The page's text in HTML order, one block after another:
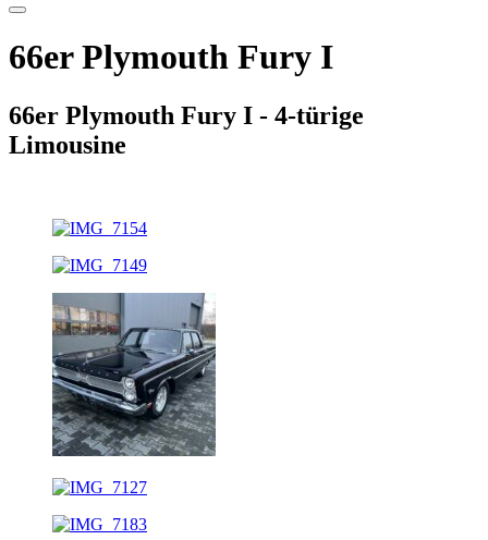
66er Plymouth Fury I
66er Plymouth Fury I - 4-türige
Limousine